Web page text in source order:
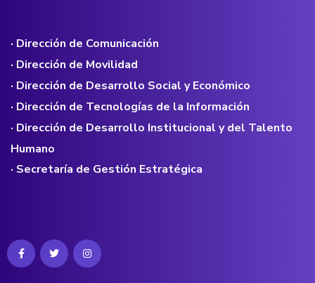
· Dirección de Comunicación
· Dirección de Movilidad
· Dirección de Desarrollo Social y Económico
· Dirección de Tecnologías de la Información
· Dirección de Desarrollo Institucional y del Talento
Humano
· Secretaría de Gestión Estratégica